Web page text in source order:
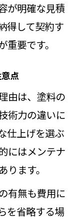
が明確な見積
得して契約す
要です。
点
由は、塗料の
術力の違いに
仕上げを選ぶ
にはメンテナ
ます。
有無も費用に
を省略する場